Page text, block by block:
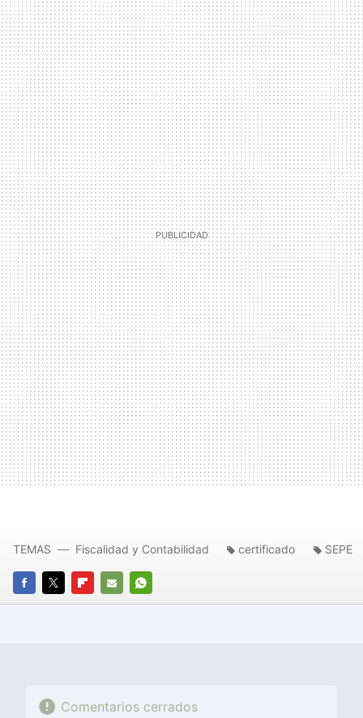
FACEBOOK
TWITTERFLIPBOARD
E-
WHATSAPP
TEMAS Fiscalidad y Contabilidad certificado SEPE
Comentarios cerrados